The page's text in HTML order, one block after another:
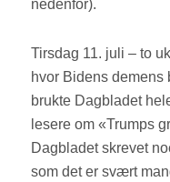
nedenfor).
Tirsdag 11. juli – to
hvor Bidens demens
brukte Dagbladet
lesere om «Trumps
Dagbladet skrevet
som det er svært